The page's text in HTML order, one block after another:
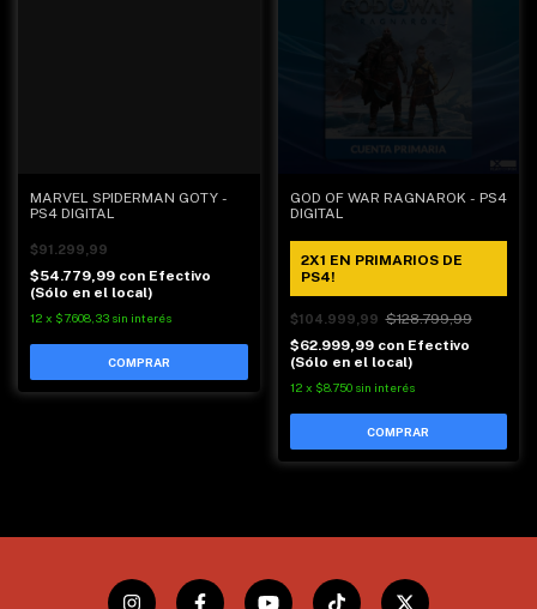
MARVEL SPIDERMAN GOTY -
PS4 DIGITAL
$91.299,99
$54.779,99 con Efectivo
(Sólo en el local)
12 x $7.608,33 sin interés
GOD OF WAR RAGNAROK - PS4
DIGITAL
2X1 EN PRIMARIOS DE
PS4!
$104.999,99 $128.799,99
$62.999,99 con Efectivo
(Sólo en el local)
12 x $8.750 sin interés